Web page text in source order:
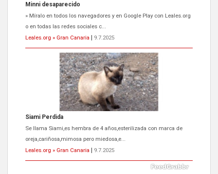
Siami Perdida
Se llama Siami,es hembra de 4 años,esterilizada con marca de
oreja,cariñosa,mimosa pero miedosa,e...
Leales.org » Gran Canaria
9.7.2025
ADOPCIÓN URGENTE GATA TEROR GRAN CANARIA
El ayuntamiento se va a llevar a Los Gatos callejeros de la zona los
próximos días, ella incluida...
Leales.org » Gran Canaria
9.7.2025